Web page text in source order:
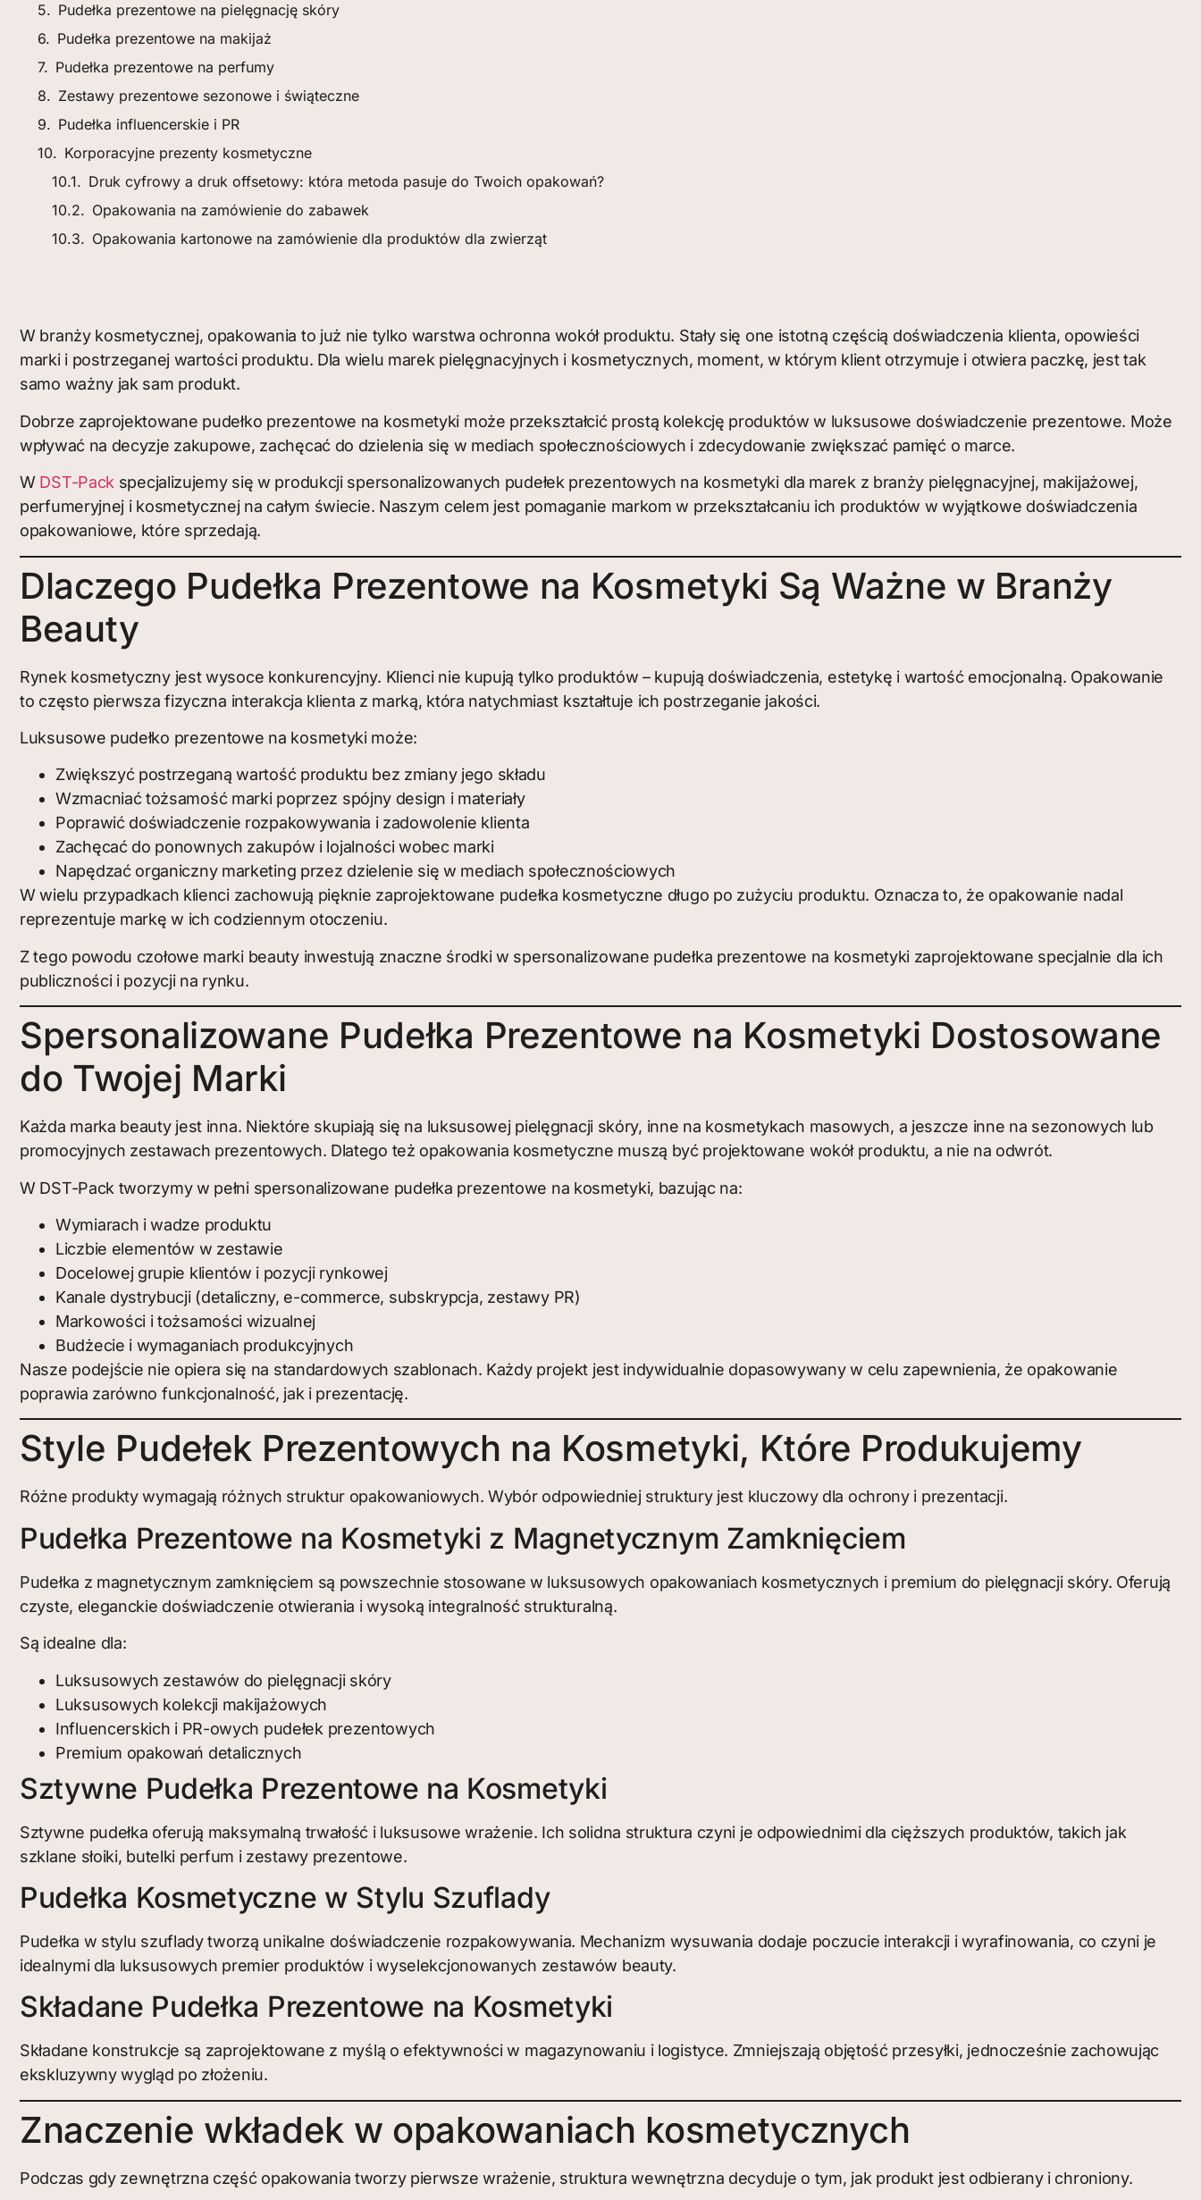
Pudełka prezentowe na pielęgnację skóry
Pudełka prezentowe na makijaż
Pudełka prezentowe na perfumy
Zestawy prezentowe sezonowe i świąteczne
Pudełka influencerskie i PR
Korporacyjne prezenty kosmetyczne
Druk cyfrowy a druk offsetowy: która metoda pasuje do Twoich opakowań?
Opakowania na zamówienie do zabawek
Opakowania kartonowe na zamówienie dla produktów dla zwierząt
W branży kosmetycznej, opakowania to już nie tylko warstwa ochronna wokół produktu. Stały się one istotną częścią doświadczenia klienta, opowieści
marki i postrzeganej wartości produktu. Dla wielu marek pielęgnacyjnych i kosmetycznych, moment, w którym klient otrzymuje i otwiera paczkę, jest tak
samo ważny jak sam produkt.
Dobrze zaprojektowane pudełko prezentowe na kosmetyki może przekształcić prostą kolekcję produktów w luksusowe doświadczenie prezentowe. Może
wpływać na decyzje zakupowe, zachęcać do dzielenia się w mediach społecznościowych i zdecydowanie zwiększać pamięć o marce.
W DST-Pack specjalizujemy się w produkcji spersonalizowanych pudełek prezentowych na kosmetyki dla marek z branży pielęgnacyjnej, makijażowej,
perfumeryjnej i kosmetycznej na całym świecie. Naszym celem jest pomaganie markom w przekształcaniu ich produktów w wyjątkowe doświadczenia
opakowaniowe, które sprzedają.
Dlaczego Pudełka Prezentowe na Kosmetyki Są Ważne w Branży
Beauty
Rynek kosmetyczny jest wysoce konkurencyjny. Klienci nie kupują tylko produktów – kupują doświadczenia, estetykę i wartość emocjonalną. Opakowanie
to często pierwsza fizyczna interakcja klienta z marką, która natychmiast kształtuje ich postrzeganie jakości.
Luksusowe pudełko prezentowe na kosmetyki może:
Zwiększyć postrzeganą wartość produktu bez zmiany jego składu
Wzmacniać tożsamość marki poprzez spójny design i materiały
Poprawić doświadczenie rozpakowywania i zadowolenie klienta
Zachęcać do ponownych zakupów i lojalności wobec marki
Napędzać organiczny marketing przez dzielenie się w mediach społecznościowych
W wielu przypadkach klienci zachowują pięknie zaprojektowane pudełka kosmetyczne długo po zużyciu produktu. Oznacza to, że opakowanie nadal
reprezentuje markę w ich codziennym otoczeniu.
Z tego powodu czołowe marki beauty inwestują znaczne środki w spersonalizowane pudełka prezentowe na kosmetyki zaprojektowane specjalnie dla ich
publiczności i pozycji na rynku.
Spersonalizowane Pudełka Prezentowe na Kosmetyki Dostosowane
do Twojej Marki
Każda marka beauty jest inna. Niektóre skupiają się na luksusowej pielęgnacji skóry, inne na kosmetykach masowych, a jeszcze inne na sezonowych lub
promocyjnych zestawach prezentowych. Dlatego też opakowania kosmetyczne muszą być projektowane wokół produktu, a nie na odwrót.
W DST-Pack tworzymy w pełni spersonalizowane pudełka prezentowe na kosmetyki, bazując na:
Wymiarach i wadze produktu
Liczbie elementów w zestawie
Docelowej grupie klientów i pozycji rynkowej
Kanale dystrybucji (detaliczny, e-commerce, subskrypcja, zestawy PR)
Markowości i tożsamości wizualnej
Budżecie i wymaganiach produkcyjnych
Nasze podejście nie opiera się na standardowych szablonach. Każdy projekt jest indywidualnie dopasowywany w celu zapewnienia, że opakowanie
poprawia zarówno funkcjonalność, jak i prezentację.
Style Pudełek Prezentowych na Kosmetyki, Które Produkujemy
Różne produkty wymagają różnych struktur opakowaniowych. Wybór odpowiedniej struktury jest kluczowy dla ochrony i prezentacji.
Pudełka Prezentowe na Kosmetyki z Magnetycznym Zamknięciem
Pudełka z magnetycznym zamknięciem są powszechnie stosowane w luksusowych opakowaniach kosmetycznych i premium do pielęgnacji skóry. Oferują
czyste, eleganckie doświadczenie otwierania i wysoką integralność strukturalną.
Są idealne dla:
Luksusowych zestawów do pielęgnacji skóry
Luksusowych kolekcji makijażowych
Influencerskich i PR-owych pudełek prezentowych
Premium opakowań detalicznych
Sztywne Pudełka Prezentowe na Kosmetyki
Sztywne pudełka oferują maksymalną trwałość i luksusowe wrażenie. Ich solidna struktura czyni je odpowiednimi dla cięższych produktów, takich jak
szklane słoiki, butelki perfum i zestawy prezentowe.
Pudełka Kosmetyczne w Stylu Szuflady
Pudełka w stylu szuflady tworzą unikalne doświadczenie rozpakowywania. Mechanizm wysuwania dodaje poczucie interakcji i wyrafinowania, co czyni je
idealnymi dla luksusowych premier produktów i wyselekcjonowanych zestawów beauty.
Składane Pudełka Prezentowe na Kosmetyki
Składane konstrukcje są zaprojektowane z myślą o efektywności w magazynowaniu i logistyce. Zmniejszają objętość przesyłki, jednocześnie zachowując
ekskluzywny wygląd po złożeniu.
Znaczenie wkładek w opakowaniach kosmetycznych
Podczas gdy zewnętrzna część opakowania tworzy pierwsze wrażenie, struktura wewnętrzna decyduje o tym, jak produkt jest odbierany i chroniony.